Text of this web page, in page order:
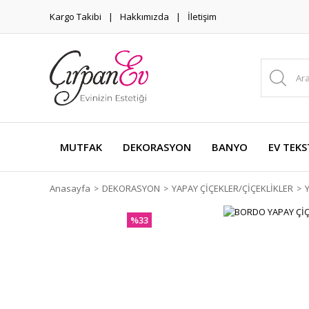
Kargo Takibi Hakkımızda İletişim
MUTFAK DEKORASYON BANYO EV
Anasayfa DEKORASYON YAPAY ÇİÇEKLER/ÇİÇEKLİKLER
%33